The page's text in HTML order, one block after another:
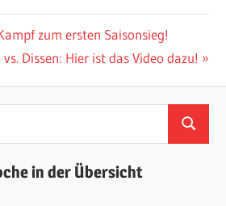
zum ersten Saisonsieg!
Dissen: Hier ist das Video dazu!
Suchen
in der Übersicht